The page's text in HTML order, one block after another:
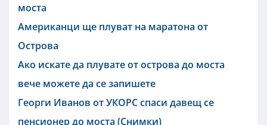
моста
Американци ще плуват на маратона от
Острова
Ако искате да плувате от острова до моста
вече можете да се запишете
Георги Иванов от УКОРС спаси давещ се
пенсионер до моста (Снимки)